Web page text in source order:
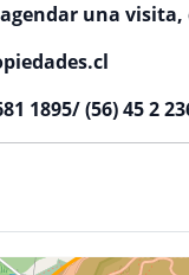
una
1895/ (56) 45 2